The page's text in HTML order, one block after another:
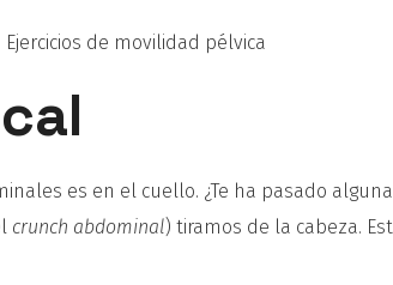
Ejercicios de movilidad pélvica
es en el cuello. ¿Te ha pasado
crunch abdominal) tiramos de la cabeza.